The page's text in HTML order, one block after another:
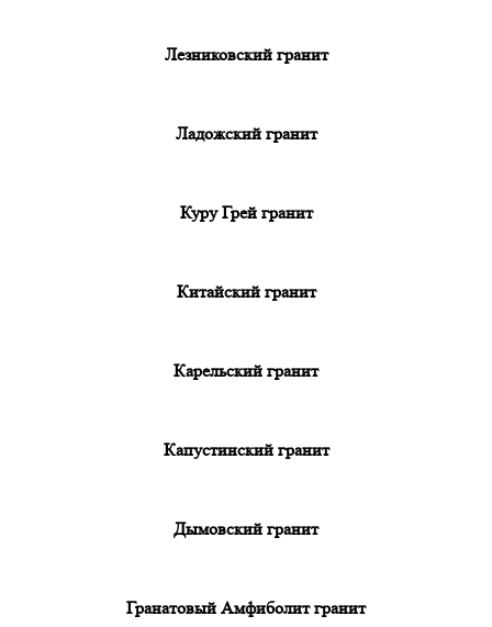
Лезниковский гранит
Ладожский гранит
Куру Грей гранит
Китайский гранит
Карельский гранит
Капустинский гранит
Дымовский гранит
Гранатовый Амфиболит гранит